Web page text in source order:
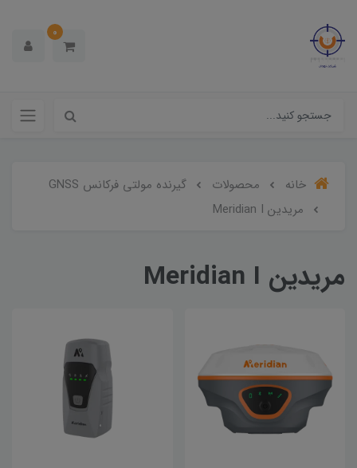
0
خانه محصولات
گیرنده مولتی فرکانس GNSS
مریدین Meridian I
مریدین Meridian I